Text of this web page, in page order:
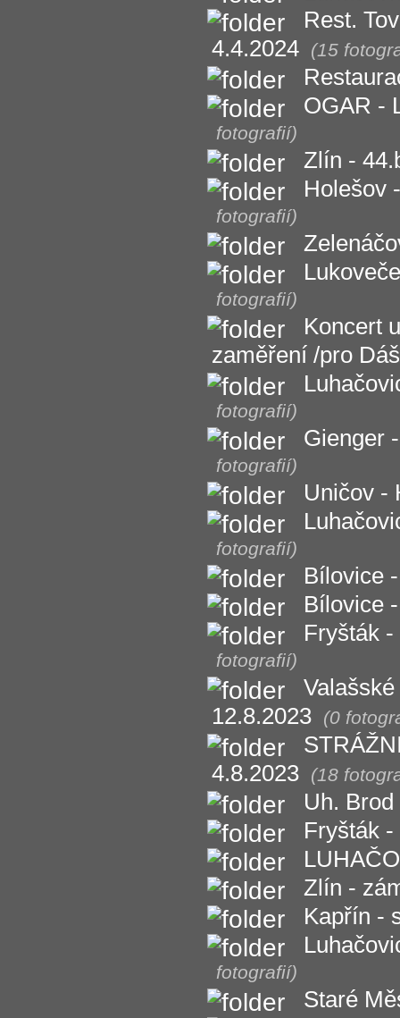
Rest.
4.4.2024
(15
OGAR -
fotografií)
Zlín -
Holešov
fotografií)
fotografií)
Koncert
zaměření /pro
fotografií)
Gienger
fotografií)
Uničov -
fotografií)
Bílovice
Bílovice
Fryšták
fotografií)
12.8.2023
(0
4.8.2023
(18
Uh.
Fryšták
Zlín -
Kapřín -
fotografií)
Staré